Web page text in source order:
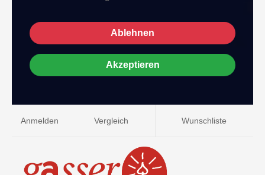
Ablehnen
Akzeptieren
Anmelden Vergleich Wunschliste